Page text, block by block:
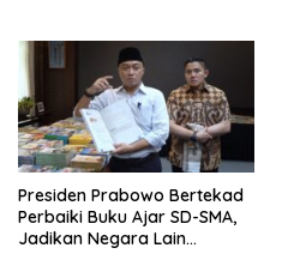
Presiden Prabowo Bertekad
Perbaiki Buku Ajar SD-SMA,
Jadikan Negara Lain